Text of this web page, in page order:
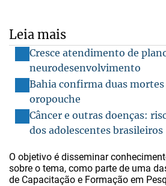
Leia mais
Cresce atendimento de
neurodesenvolvimento
Bahia confirma duas
oropouche
Câncer e outras doenças:
dos adolescentes brasileiros
O objetivo é disseminar
sobre o tema, como parte de uma
de Capacitação e Formação em